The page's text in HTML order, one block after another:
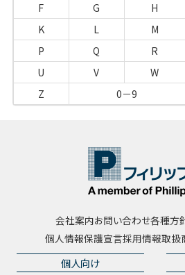
F
G H
K
L M
P
Q R
U
V W
Z
0－9
会社案内お問い合わせ各種方
個人情報保護宣言採用情報取扱
個人向け